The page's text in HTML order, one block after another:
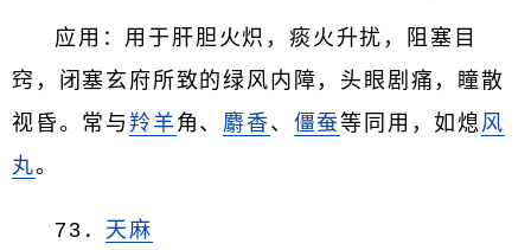
应用：用于肝胆火炽，痰火升扰，阻塞目
窍，闭塞玄府所致的绿风内障，头眼剧痛，瞳散
视昏。常与 羚羊 角、 麝香、 僵蚕等同用，如熄 风
丸。
73． 天麻